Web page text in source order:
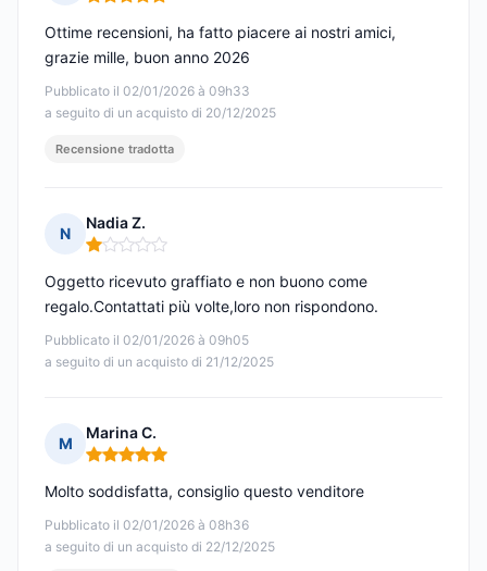
Nota: 5 su 5
Pubblicato il 02/01/2026 à 09h33
a seguito di un acquisto di 20/12/2025
Ottime recensioni, ha fatto piacere ai nostri amici,
grazie mille, buon anno 2026
Recensione tradotta
N
Nadia Z.
Nota: 1 su 5
Pubblicato il 02/01/2026 à 09h05
a seguito di un acquisto di 21/12/2025
Oggetto ricevuto graffiato e non buono come
regalo.Contattati più volte,loro non rispondono.
M
Marina C.
Nota: 5 su 5
Pubblicato il 02/01/2026 à 08h36
a seguito di un acquisto di 22/12/2025
Molto soddisfatta, consiglio questo venditore